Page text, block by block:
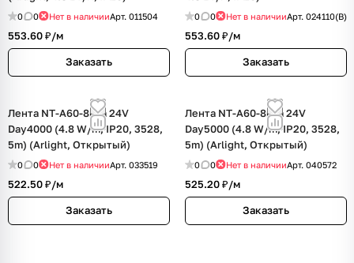
0 0 Нет в наличииАрт. 011504
553.60 ₽/м
Заказать
0 0 Нет в наличииАрт. 024110(B)
553.60 ₽/м
Заказать
Лента NT-A60-8mm 24V
Day4000 (4.8 W/m, IP20, 3528,
5m) (Arlight, Открытый)
0 0 Нет в наличииАрт. 033519
522.50 ₽/м
Заказать
Лента NT-A60-8mm 24V
Day5000 (4.8 W/m, IP20, 3528,
5m) (Arlight, Открытый)
0 0 Нет в наличииАрт. 040572
525.20 ₽/м
Заказать